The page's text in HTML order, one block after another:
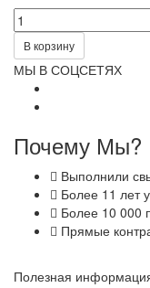
В корзину
МЫ В СОЦСЕТЯХ
Почему Мы?
Выполнили
Более 11 лет
Более 10 000
Прямые
Полезная